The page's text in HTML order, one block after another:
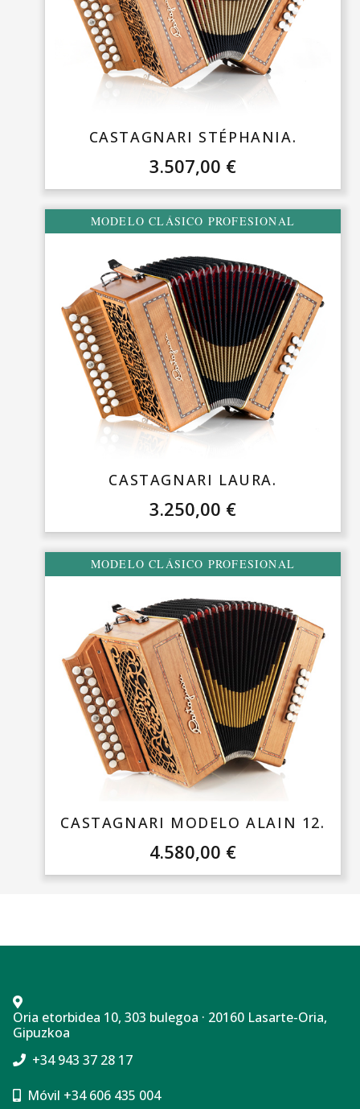
CASTAGNARI STÉPHANIA.
3.507,00 €
MODELO CLÁSICO PROFESIONAL
CASTAGNARI LAURA.
3.250,00 €
MODELO CLÁSICO PROFESIONAL
CASTAGNARI MODELO ALAIN 12.
4.580,00 €
Oria etorbidea 10, 303 bulegoa · 20160 Lasarte-Oria,
Gipuzkoa
+34 943 37 28 17
Móvil +34 606 435 004